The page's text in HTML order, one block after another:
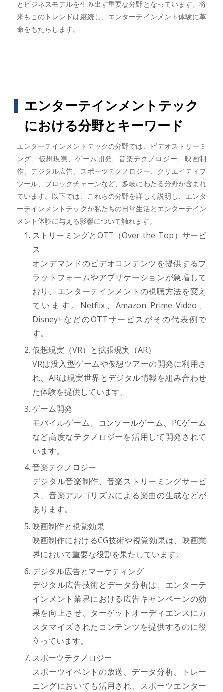
とビジネスモデルを生み出す重要な分野となっています。将
来もこのトレンドは継続し、エンターテインメント体験に革
命をもたらします。
エンターテインメントテック
における分野とキーワード
エンターテインメントテックの分野では、ビデオストリーミ
ング、仮想現実、ゲーム開発、音楽テクノロジー、映画制
作、デジタル広告、スポーツテクノロジー、クリエイティブ
ツール、ブロックチェーンなど、多岐にわたる分野が含まれ
ています。以下では、これらの分野を詳しく説明し、エンタ
ーテインメントテックが私たちの日常生活とエンターテイン
メント体験に与える影響について触れます。
ストリーミングとOTT（Over-the-Top）サービ
ス
オンデマンドのビデオコンテンツを提供するプ
ラットフォームやアプリケーションが急増して
おり、エンターテインメントの視聴方法を変え
ています。Netflix、Amazon Prime Video、
Disney+などのOTTサービスがその代表例で
す。
仮想現実（VR）と拡張現実（AR）
VRは没入型ゲームや仮想ツアーの開発に利用さ
れ、ARは現実世界とデジタル情報を組み合わせ
た体験を提供しています。
ゲーム開発
モバイルゲーム、コンソールゲーム、PCゲーム
など高度なテクノロジーを活用して開発されて
います。
音楽テクノロジー
デジタル音楽制作、音楽ストリーミングサービ
ス、音楽アルゴリズムによる楽曲の生成などが
あります。
映画制作と視覚効果
映画制作におけるCG技術や視覚効果は、映画業
界において重要な役割を果たしています。
デジタル広告とマーケティング
デジタル広告技術とデータ分析は、エンターテ
インメント業界における広告キャンペーンの効
果を向上させ、ターゲットオーディエンスにカ
スタマイズされたコンテンツを提供するのに役
立っています。
スポーツテクノロジー
スポーツイベントの放送、データ分析、トレー
ニングにおいても活用され、スポーツエンター